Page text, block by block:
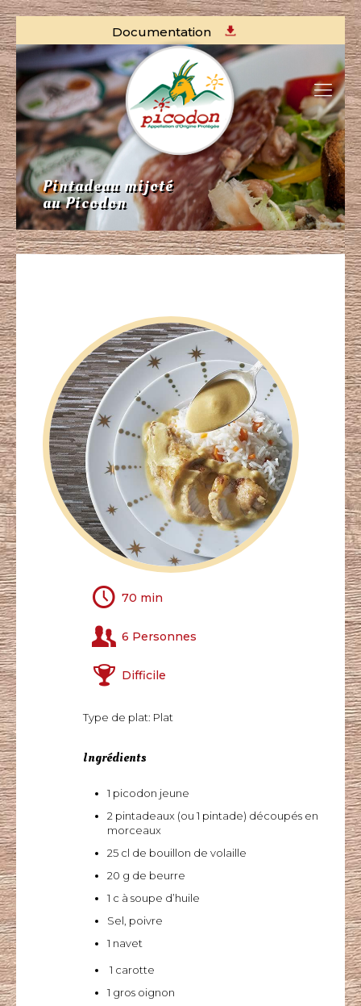
Documentation
Pintadeau mijoté
au Picodon
70 min
6 Personnes
Difficile
Type de plat: Plat
Ingrédients
1 picodon jeune
2 pintadeaux (ou 1 pintade) découpés en
morceaux
25 cl de bouillon de volaille
20 g de beurre
1 c à soupe d’huile
Sel, poivre
1 navet
1 carotte
1 gros oignon